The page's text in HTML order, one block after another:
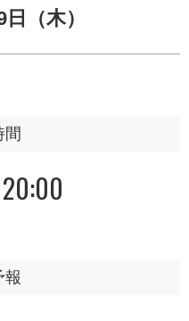
（木）
間
報